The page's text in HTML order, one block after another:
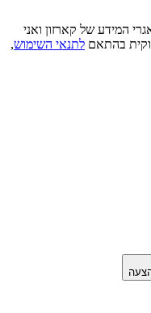
המידע של קארזון ואני
בהתאם לתנאי השימוש,